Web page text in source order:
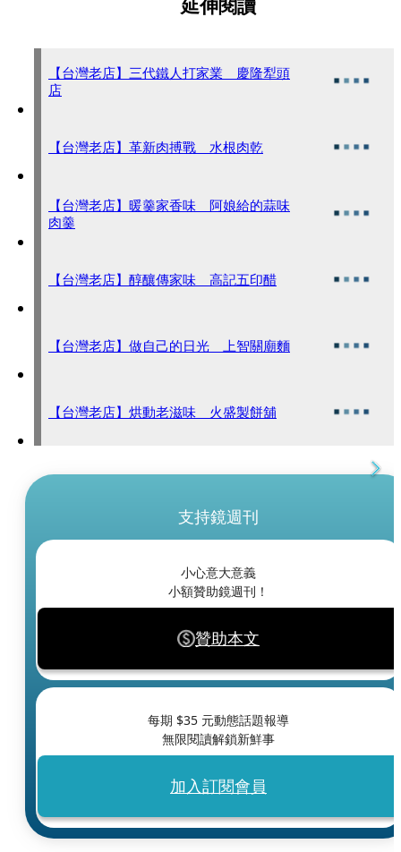
【台灣老店】三代鐵人打家業 慶隆犁頭
店
【台灣老店】革新肉搏戰 水根肉乾
【台灣老店】暖羹家香味 阿娘給的蒜味
肉羹
【台灣老店】醇釀傳家味 高記五印醋
【台灣老店】做自己的日光 上智關廟麵
【台灣老店】烘動老滋味 火盛製餅舖
支持鏡週刊
小心意大意義
小額贊助鏡週刊！
贊助本文
每期 $35 元動態話題報導
無限閱讀解鎖新鮮事
加入訂閱會員